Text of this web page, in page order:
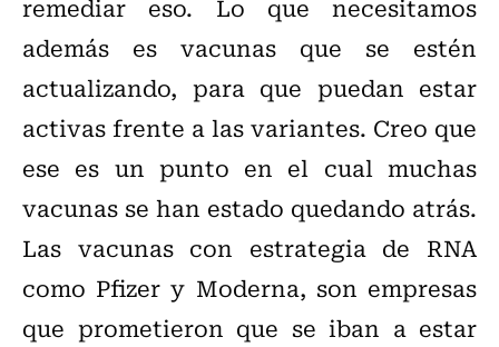
remediar eso. Lo que necesitamos
además es vacunas que se estén
actualizando, para que puedan estar
activas frente a las variantes. Creo que
ese es un punto en el cual muchas
vacunas se han estado quedando atrás.
Las vacunas con estrategia de RNA
como Pfizer y Moderna, son empresas
que prometieron que se iban a estar